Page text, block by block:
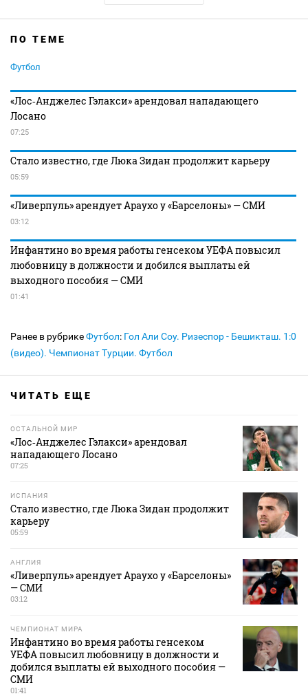
ПО ТЕМЕ
Футбол
«Лос‑Анджелес Гэлакси» арендовал нападающего
Лосано
07:25
Стало известно, где Люка Зидан продолжит карьеру
05:59
«Ливерпуль» арендует Араухо у «Барселоны» — СМИ
03:12
Инфантино во время работы генсеком УЕФА повысил
любовницу в должности и добился выплаты ей
выходного пособия — СМИ
01:41
Ранее в рубрикеФутбол: Гол Али Соу. Ризеспор - Бешикташ. 1:0
(видео). Чемпионат Турции. Футбол
ЧИТАТЬ ЕЩЕ
ОСТАЛЬНОЙ МИР
«Лос‑Анджелес Гэлакси» арендовал
нападающего Лосано
07:25
ИСПАНИЯ
Стало известно, где Люка Зидан продолжит
карьеру
05:59
АНГЛИЯ
«Ливерпуль» арендует Араухо у «Барселоны»
— СМИ
03:12
ЧЕМПИОНАТ МИРА
Инфантино во время работы генсеком
УЕФА повысил любовницу в должности и
добился выплаты ей выходного пособия —
СМИ
01:41